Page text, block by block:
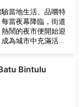
當地生活、品嚐特
當夜幕降臨，街道
鬧的夜市便開始迎
為城市中充滿活力
受當地居民悠閒自
Bintulu